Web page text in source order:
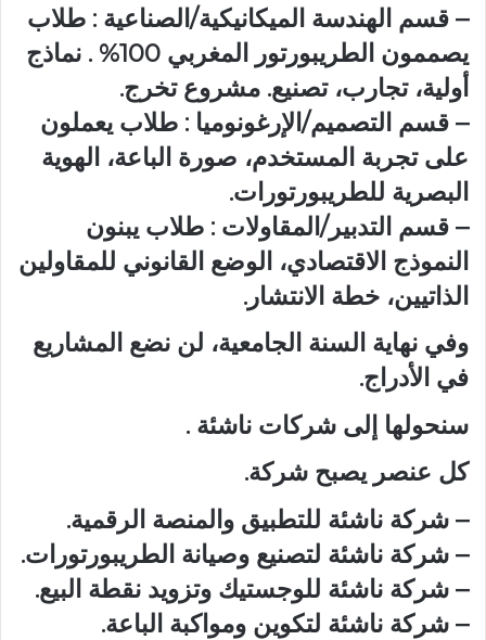
– قسم الهندسة الميكانيكية/الصناعية : طلاب
يصممون الطريبورتور المغربي 100% . نماذج
أولية، تجارب، تصنيع. مشروع تخرج.
– قسم التصميم/الإرغونوميا : طلاب يعملون
على تجربة المستخدم، صورة الباعة، الهوية
البصرية للطريبورتورات.
– قسم التدبير/المقاولات : طلاب يبنون
النموذج الاقتصادي، الوضع القانوني للمقاولين
الذاتيين، خطة الانتشار.
وفي نهاية السنة الجامعية، لن نضع المشاريع
في الأدراج.
سنحولها إلى شركات ناشئة .
كل عنصر يصبح شركة.
– شركة ناشئة للتطبيق والمنصة الرقمية.
– شركة ناشئة لتصنيع وصيانة الطريبورتورات.
– شركة ناشئة للوجستيك وتزويد نقطة البيع.
– شركة ناشئة لتكوين ومواكبة الباعة.